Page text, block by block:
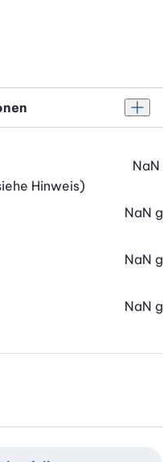
Hinweis)
NaN
NaN g
NaN g
NaN g